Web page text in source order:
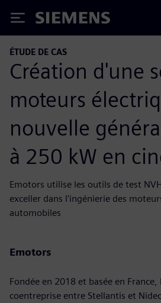
Siemens
ÉTUDE DE CAS
Création d'une
moteurs
nouvelle
à 250 kW en
Emotors utilise les outils de test
exceller dans l'ingénierie des
automobiles
Emotors
Fondée en 2018 et basée en
coentreprise entre Stellantis et